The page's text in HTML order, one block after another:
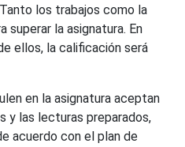
los trabajos como la
superar la asignatura. En
ellos, la calificación será
en la asignatura aceptan
y las lecturas preparados,
acuerdo con el plan de